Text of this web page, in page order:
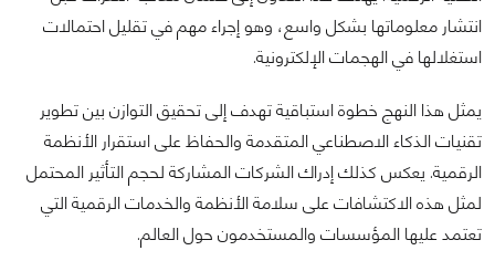
انتشار معلوماتها بشكل واسع، وهو إجراء مهم في تقليل احتمالات
استغلالها في الهجمات الإلكترونية.
يمثل هذا النهج خطوة استباقية تهدف إلى تحقيق التوازن بين تطوير
تقنيات الذكاء الاصطناعي المتقدمة والحفاظ على استقرار الأنظمة
الرقمية. يعكس كذلك إدراك الشركات المشاركة لحجم التأثير المحتمل
لمثل هذه الاكتشافات على سلامة الأنظمة والخدمات الرقمية التي
تعتمد عليها المؤسسات والمستخدمون حول العالم.